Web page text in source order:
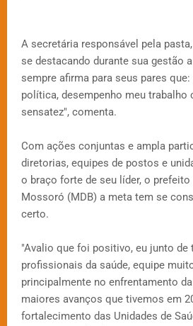
A secretária responsável pela
se destacando durante sua gestão
sempre afirma para seus pares
política, desempenho meu trabalho
sensatez", comenta.
Com ações conjuntas e ampla
diretorias, equipes de postos e
o braço forte de seu líder, o
Mossoró (MDB) a meta tem se
certo.
"Avalio que foi positivo, eu junto de
profissionais da saúde, equipe
principalmente no enfrentamento
maiores avanços que tivemos em
fortalecimento das Unidades de